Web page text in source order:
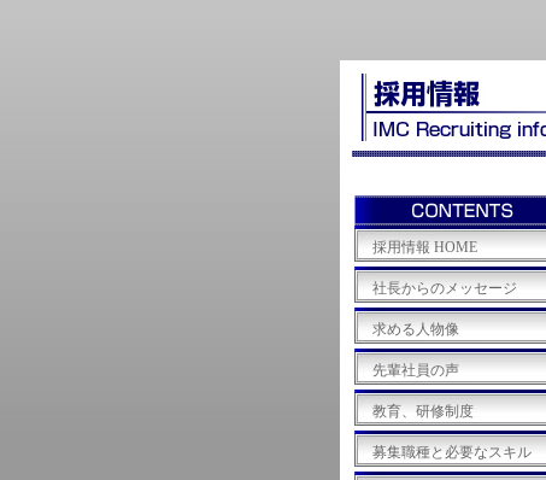
採用情報 HOME
社長からのメッセージ
求める人物像
先輩社員の声
教育、研修制度
募集職種と必要なスキル